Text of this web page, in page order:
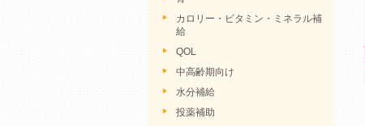
カロリー・ビタミン・ミネラル補
給
QOL
中高齢期向け
水分補給
投薬補助